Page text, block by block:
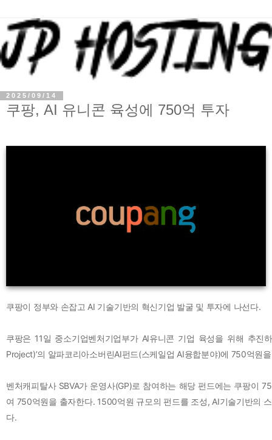
2025/09/14
쿠팡, AI 유니콘 육성에 750억 투자
쿠팡이 정부와 손잡고 AI 기술기반의 혁신기업 발굴 및 투자에 나선다.
쿠팡은 11일 중소기업벤처기업부가 AI유니콘 기업 육성을 위해 추진
Project)’의 알파코리아소버린AI펀드(스케일업 AI융합분야)에 750억원
벤처캐피탈사 SBVA가 운영사(GP)로 참여하는 해당 펀드에는 쿠팡이
여 750억원을 출자한다. 1500억원 규모의 펀드를 조성, AI기술기반의
다.